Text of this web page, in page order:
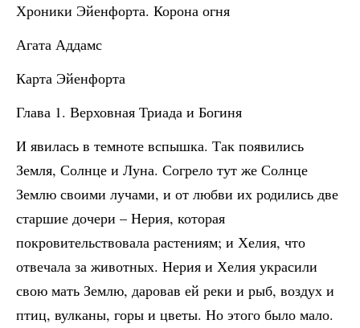
Хроники Эйенфорта. Корона огня
Агата Аддамс
Карта Эйенфорта
Глава 1. Верховная Триада и Богиня
И явилась в темноте вспышка. Так появились
Земля, Солнце и Луна. Согрело тут же Солнце
Землю своими лучами, и от любви их родились две
старшие дочери – Нерия, которая
покровительствовала растениям; и Хелия, что
отвечала за животных. Нерия и Хелия украсили
свою мать Землю, даровав ей реки и рыб, воздух и
птиц, вулканы, горы и цветы. Но этого было мало.